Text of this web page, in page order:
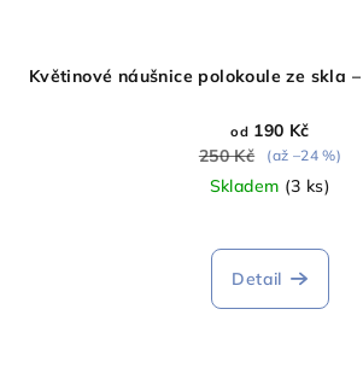
Květinové náušnice polokoule ze skla
od 190 Kč
250 Kč
(až –24 %)
Skladem (3 ks)
Detail